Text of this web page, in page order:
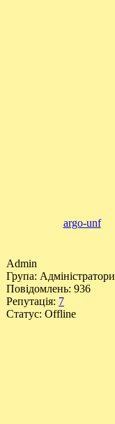
argo-unf
Admin
Група: Адміністратори
Повідомлень: 936
Репутація: 7
Статус: Offline